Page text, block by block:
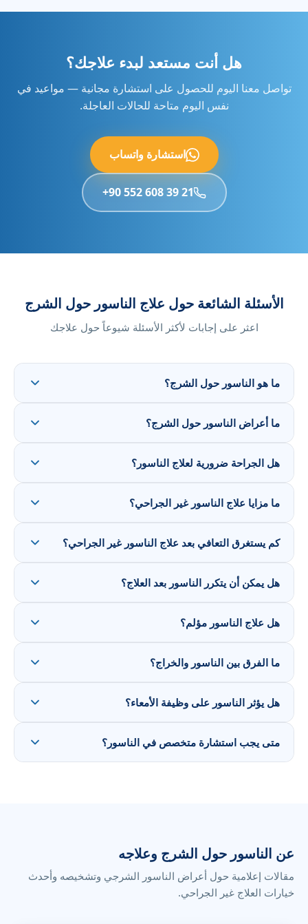
هل أنت مستعد لبدء علاجك؟
تواصل معنا اليوم للحصول على استشارة مجانية — مواعيد في
نفس اليوم متاحة للحالات العاجلة.
استشارة واتساب
+90 552 608 39 21
الأسئلة الشائعة حول علاج الناسور حول الشرج
اعثر على إجابات لأكثر الأسئلة شيوعاً حول علاجك
ما هو الناسور حول الشرج؟
ما أعراض الناسور حول الشرج؟
هل الجراحة ضرورية لعلاج الناسور؟
ما مزايا علاج الناسور غير الجراحي؟
كم يستغرق التعافي بعد علاج الناسور غير الجراحي؟
هل يمكن أن يتكرر الناسور بعد العلاج؟
هل علاج الناسور مؤلم؟
ما الفرق بين الناسور والخراج؟
هل يؤثر الناسور على وظيفة الأمعاء؟
متى يجب استشارة متخصص في الناسور؟
عن الناسور حول الشرج وعلاجه
مقالات إعلامية حول أعراض الناسور الشرجي وتشخيصه وأحدث
خيارات العلاج غير الجراحي.